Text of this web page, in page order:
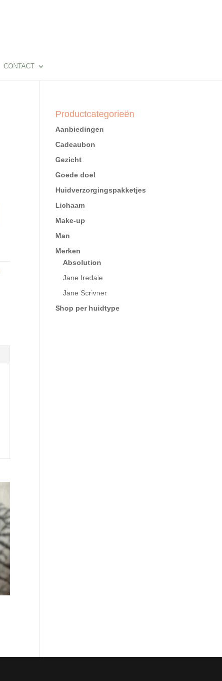
CONTACT
Productcategorieën
Aanbiedingen
Cadeaubon
Gezicht
Goede doel
Huidverzorgingspakketjes
Lichaam
Make-up
Man
Merken
Absolution
Jane Iredale
Jane Scrivner
Shop per huidtype